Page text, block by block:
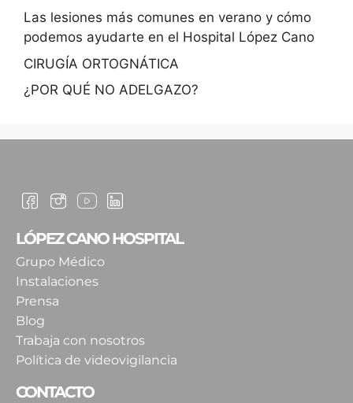
Las lesiones más comunes en verano y cómo
podemos ayudarte en el Hospital López Cano
CIRUGÍA ORTOGNÁTICA
¿POR QUÉ NO ADELGAZO?
LÓPEZ CANO HOSPITAL
Grupo Médico
Instalaciones
Prensa
Blog
Trabaja con nosotros
Política de videovigilancia
CONTACTO